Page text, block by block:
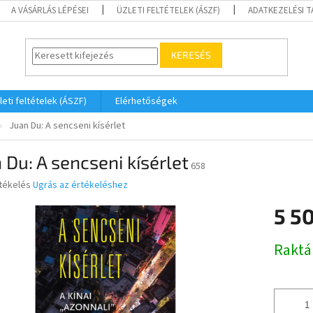
A VÁSÁRLÁS LÉPÉSEI ÜZLETI FELTÉTELEK (ÁSZF) ADATKEZELÉSI
KERESÉS
feltételek (ÁSZF)
Elérhetőségek
Juan Du: A sencseni kísérlet
Du: A sencseni kísérlet 658
Ugrás az értékeléshez
5